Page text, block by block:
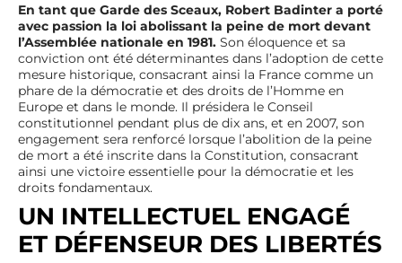
En tant que Garde des Sceaux, Robert Badinter a porté
avec passion la loi abolissant la peine de mort devant
l’Assemblée nationale en 1981. Son éloquence et sa
conviction ont été déterminantes dans l’adoption de cette
mesure historique, consacrant ainsi la France comme un
phare de la démocratie et des droits de l’Homme en
Europe et dans le monde. Il présidera le Conseil
constitutionnel pendant plus de dix ans, et en 2007, son
engagement sera renforcé lorsque l’abolition de la peine
de mort a été inscrite dans la Constitution, consacrant
ainsi une victoire essentielle pour la démocratie et les
droits fondamentaux.
UN INTELLECTUEL ENGAGÉ
ET DÉFENSEUR DES LIBERTÉS